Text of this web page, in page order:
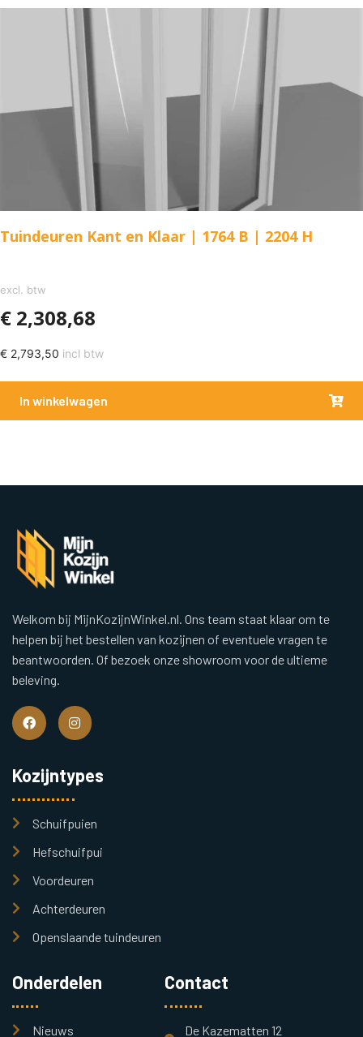
Tuindeuren Kant en Klaar | 1764 B | 2204 H
excl. btw
€ 2,308,68
€ 2,793,50 incl btw
In winkelwagen
Welkom bij MijnKozijnWinkel.nl. Ons team staat klaar om te
helpen bij het bestellen van kozijnen of eventuele vragen te
beantwoorden. Of bezoek onze showroom voor de ultieme
beleving.
Kozijntypes
Schuifpuien
Hefschuifpui
Voordeuren
Achterdeuren
Openslaande tuindeuren
Onderdelen
Nieuws
Contact
De Kazematten 12